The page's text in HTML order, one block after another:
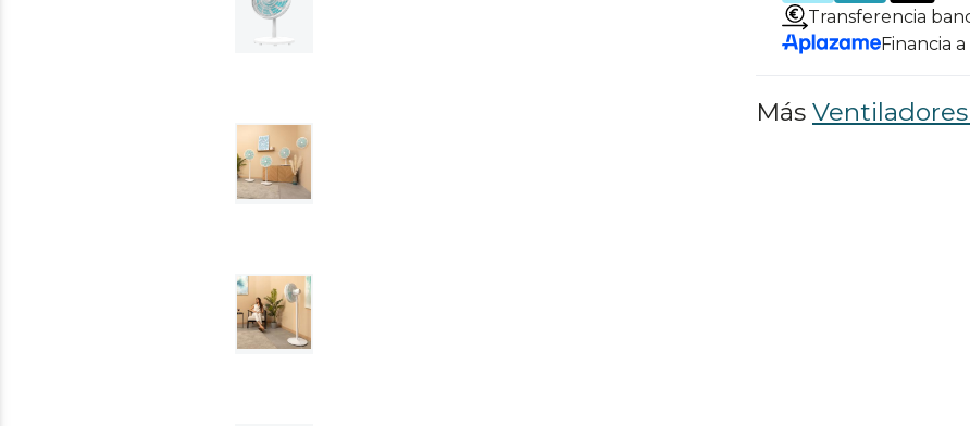
Transferencia
Financia
Más